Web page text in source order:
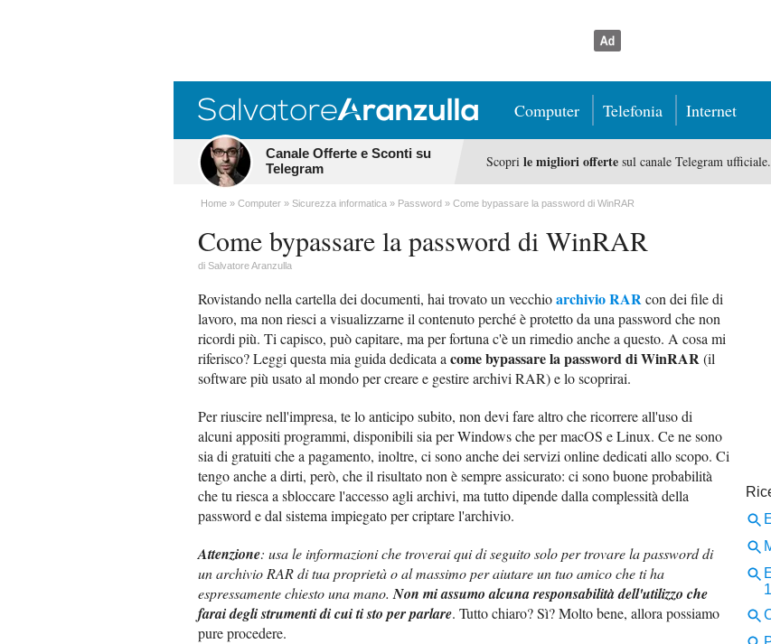
Computer Telefonia Internet
Canale Offerte e Sconti su
Telegram
Scopri le migliori offertesul canale Telegram ufficiale.
Home Computer Sicurezza informatica Password Come bypassare la password di WinRAR
Come bypassare la password di WinRAR
di Salvatore Aranzulla
Rovistando nella cartella dei documenti, hai trovato un vecchioarchivio RARcon dei file di
lavoro, ma non riesci a visualizzarne il contenuto perché è protetto da una password che non
ricordi più. Ti capisco, può capitare, ma per fortuna c'è un rimedio anche a questo. A cosa mi
riferisco? Leggi questa mia guida dedicata a come bypassare la password di WinRAR(il
software più usato al mondo per creare e gestire archivi RAR) e lo scoprirai.
Per riuscire nell'impresa, te lo anticipo subito, non devi fare altro che ricorrere all'uso di
alcuni appositi programmi, disponibili sia per Windows che per macOS e Linux. Ce ne sono
sia di gratuiti che a pagamento, inoltre, ci sono anche dei servizi online dedicati allo scopo. Ci
tengo anche a dirti, però, che il risultato non è sempre assicurato: ci sono buone probabilità
che tu riesca a sbloccare l'accesso agli archivi, ma tutto dipende dalla complessità della
password e dal sistema impiegato per criptare l'archivio.
Attenzione: usa le informazioni che troverai qui di seguito solo per trovare la password di
un archivio RAR di tua proprietà o al massimo per aiutare un tuo amico che ti ha
espressamente chiesto una mano. Non mi assumo alcuna responsabilità dell'utilizzo che
farai degli strumenti di cui ti sto per parlare. Tutto chiaro? Sì? Molto bene, allora possiamo
pure procedere.